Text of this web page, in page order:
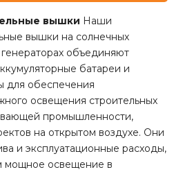
вышки Наши
вышки на солнечных
объединяют
батареи и
для обеспечения
освещения строительных
промышленности,
на открытом воздухе. Они
и эксплуатационные расходы,
мощное освещение в